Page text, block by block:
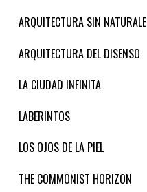
ARQUITECTURA SIN
ARQUITECTURA DEL DISENSO
LA CIUDAD INFINITA
LABERINTOS
LOS OJOS DE LA PIEL
THE COMMONIST HORIZON